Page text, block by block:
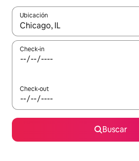
Ubicación
Cuando los resultados estén
Check-in
Check-out
Buscar